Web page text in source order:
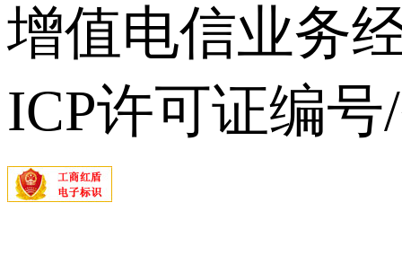
增值电信业务
ICP许可证编号